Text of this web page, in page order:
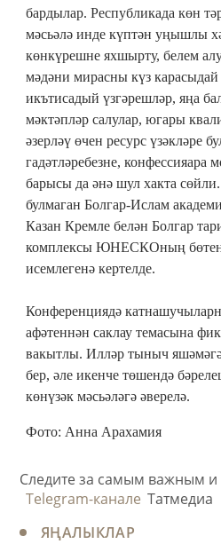
бардылар. Республикада көн
мәсьәлә инде күптән уңышлы
көнкүрешне яхшырту, белем
мәдәни мирасны күз карасыдай
икътисадый үзгәрешләр, яңа
мәктәпләр салулар, югары
әзерләү өчен ресурс үзәкләре
гадәтләребезне, конфессияара
барысы да әнә шул хакта
булмаган Болгар-Ислам
Казан Кремле белән Болгар
комплексы ЮНЕСКОның
исемлегенә кертелде.
Конференциядә
афәтеннән саклау темасына
вакытлы. Илләр тыныч
бер, әле икенче төшендә
көнүзәк мәсьәләгә әверелә.
Фото: Анна Арахамия
Следите за самым важным
Telegram-канале Татмедиа
ЯҢАЛЫКЛАР